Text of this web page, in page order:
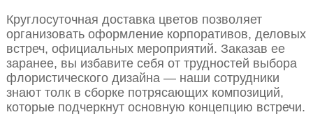
Круглосуточная доставка цветов позволяет
организовать оформление корпоративов, деловых
встреч, официальных мероприятий. Заказав ее
заранее, вы избавите себя от трудностей выбора
флористического дизайна — наши сотрудники
знают толк в сборке потрясающих композиций,
которые подчеркнут основную концепцию встречи.